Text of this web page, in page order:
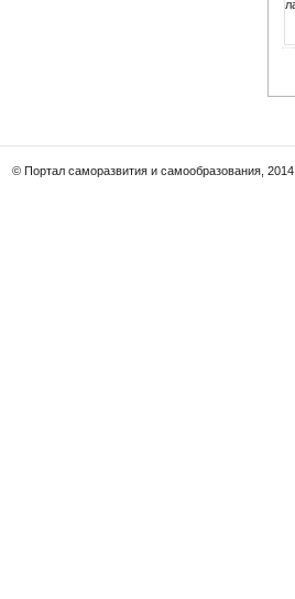
© Портал саморазвития и самообразования, 2014